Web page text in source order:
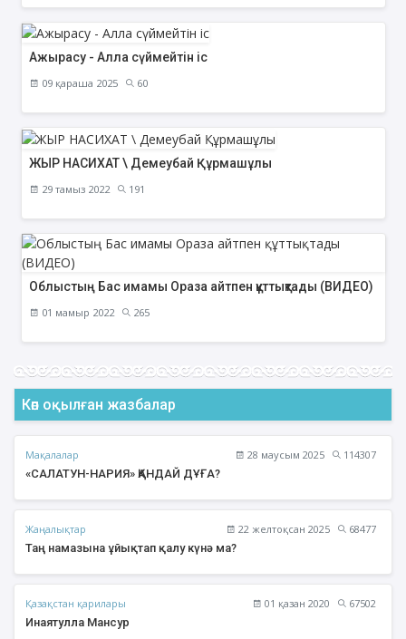
Ажырасу - Алла сүймейтін іс
09 қараша 2025 60
ЖЫР НАСИХАТ \ Демеубай Құрмашұлы
29 тамыз 2022 191
Облыстың Бас имамы Ораза айтпен құттықтады (ВИДЕО)
01 мамыр 2022 265
Көп оқылған жазбалар
Мақалалар 28 маусым 2025
114307
«САЛАТУН-НАРИЯ» ҚАНДАЙ ДҰҒА?
Жаңалықтар 22 желтоқсан 2025
68477
Таң намазына ұйықтап қалу күнә ма?
Қазақстан қарилары 01 қазан 2020
67502
Инаятулла Мансур